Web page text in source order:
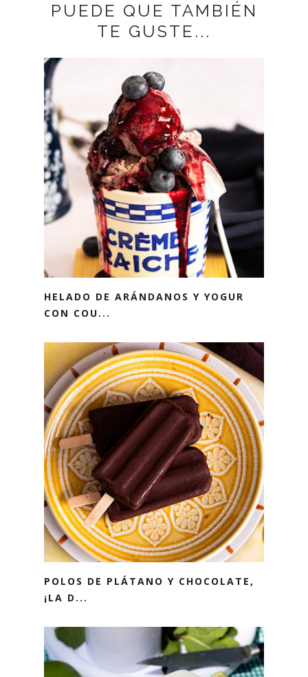
PUEDE QUE TAMBIÉN
TE GUSTE...
HELADO DE ARÁNDANOS Y YOGUR
CON COU...
POLOS DE PLÁTANO Y CHOCOLATE,
¡LA D...